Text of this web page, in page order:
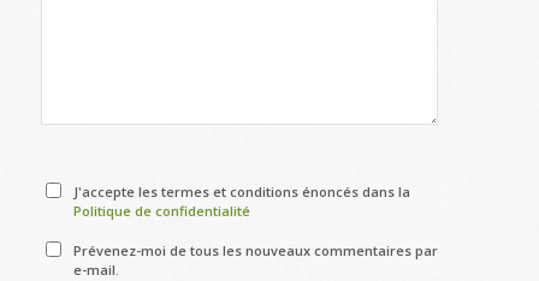
J'accepte les termes et conditions énoncés dans la
Politique de confidentialité
Prévenez-moi de tous les nouveaux commentaires par
e-mail.